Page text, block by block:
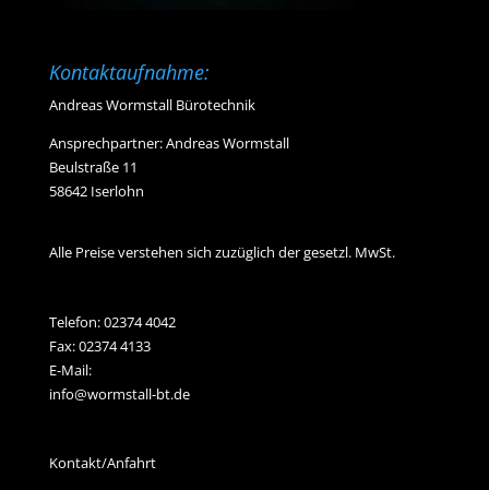
Kontaktaufnahme:
Andreas Wormstall Bürotechnik
Ansprechpartner: Andreas Wormstall
Beulstraße 11
58642 Iserlohn
Alle Preise verstehen sich zuzüglich der gesetzl. MwSt.
Telefon:02374 4042
Fax: 02374 4133
E-Mail:
info@wormstall-bt.de
Kontakt/Anfahrt